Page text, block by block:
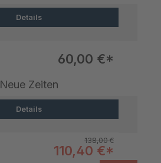
Details
Verkaufspreis:
60,00 €*
Neue Zeiten
Details
Regulärer Preis:
138,00 €
Verkaufspreis:
110,40 €*